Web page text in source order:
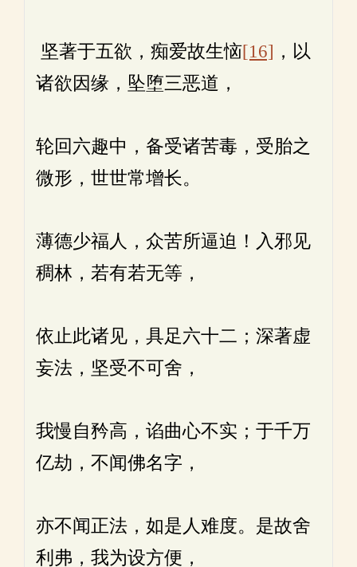
坚著于五欲，痴爱故生恼[16] ，以
诸欲因缘，坠堕三恶道，
轮回六趣中，备受诸苦毒，受胎之
微形，世世常增长。
薄德少福人，众苦所逼迫！入邪见
稠林，若有若无等，
依止此诸见，具足六十二；深著虚
妄法，坚受不可舍，
我慢自矜高，谄曲心不实；于千万
亿劫，不闻佛名字，
亦不闻正法，如是人难度。是故舍
利弗，我为设方便，